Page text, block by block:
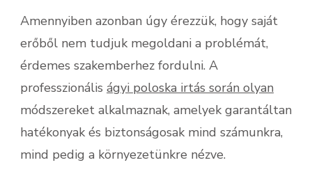
Amennyiben azonban úgy érezzük, hogy saját
erőből nem tudjuk megoldani a problémát,
érdemes szakemberhez fordulni. A
professzionális ágyi poloska irtás során olyan
módszereket alkalmaznak, amelyek garantáltan
hatékonyak és biztonságosak mind számunkra,
mind pedig a környezetünkre nézve.